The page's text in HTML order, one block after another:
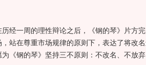
一周的理性辩论之后，《钢的琴》片方完
，站在尊重市场规律的原则下，表达了将改
《钢的琴》坚持三不原则：不改名、不放弃